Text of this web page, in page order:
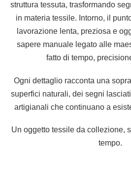
struttura tessuta, trasformando
in materia tessile. Intorno, il
lavorazione lenta, preziosa e
sapere manuale legato alle
fatto di tempo,
Ogni dettaglio racconta una
superfici naturali, dei segni
artigianali che continuano a
Un oggetto tessile da collezione,
tempo.